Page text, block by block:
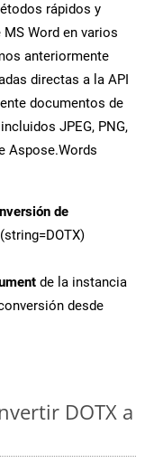
rápidos y
Word en varios
anteriormente
directas a la API
documentos de
JPEG, PNG,
Aspose.Words
de
de la instancia
desde
DOTX a